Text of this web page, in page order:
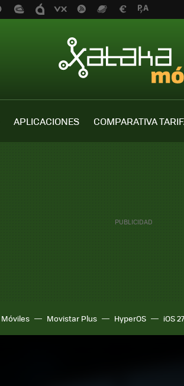
APLICACIONES COMPARATIVA
Móviles Movistar Plus HyperOS iOS 27